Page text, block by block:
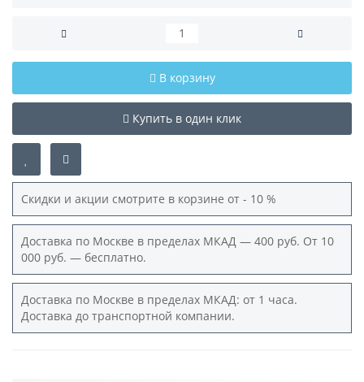
В корзину
Купить в один клик
Скидки и акции смотрите в корзине от - 10 %
Доставка по Москве в пределах МКАД — 400 руб. От 10
000 руб. — бесплатно.
Доставка по Москве в пределах МКАД: от 1 часа.
Доставка до транспортной компании.